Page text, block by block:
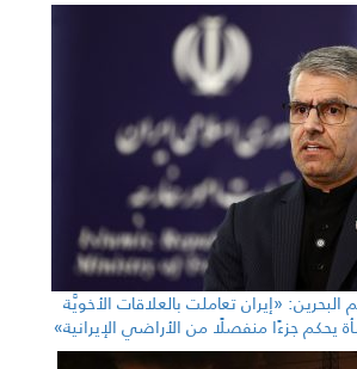
«إيران تعاملت بالعلاقات الأخويَّة
جزءًا منفصلًا من الأراضي الإيرانية»